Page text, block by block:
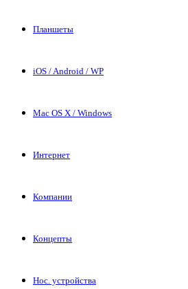
Планшеты
iOS / Android / WP
Mac OS X / Windows
Интернет
Компании
Концепты
Нос. устройства